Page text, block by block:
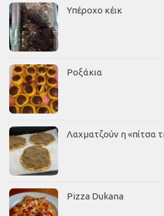
Υπέροχο κέικ
Ροξάκια
Λαχματζούν η «πίτσα
Pizza Dukana